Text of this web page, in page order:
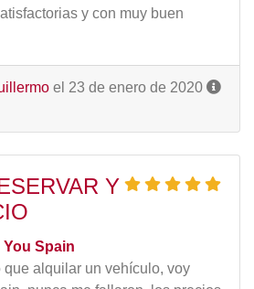
y con muy buen
el 23 de enero de 2020
Y
You Spain
que alquilar un vehículo, voy